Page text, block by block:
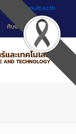
ศิษย์เก่า